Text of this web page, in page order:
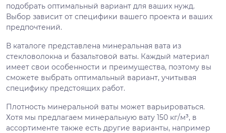
подобрать оптимальный вариант для ваших нужд.
Выбор зависит от специфики вашего проекта и ваших
предпочтений.
В каталоге представлена минеральная вата из
стекловолокна и базальтовой ваты. Каждый материал
имеет свои особенности и преимущества, поэтому вы
сможете выбрать оптимальный вариант, учитывая
специфику предстоящих работ.
Плотность минеральной ваты может варьироваться.
Хотя мы предлагаем минеральную вату 150 кг/м³, в
ассортименте также есть другие варианты, например